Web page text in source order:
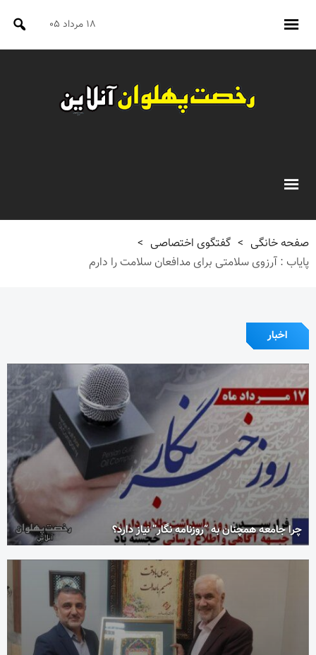
۱۸ مرداد ۰۵
صفحه خانگی > گفتگوی اختصاصی >
پایاب : آرزوی سلامتی برای مدافعان سلامت را دارم
اخبار
چرا جامعه همچنان به “روزنامه نگار” نیاز دارد؟